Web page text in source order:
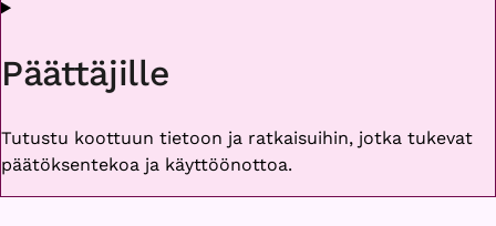
Päättäjille
Tutustu koottuun tietoon ja ratkaisuihin, jotka tukevat
päätöksentekoa ja käyttöönottoa.